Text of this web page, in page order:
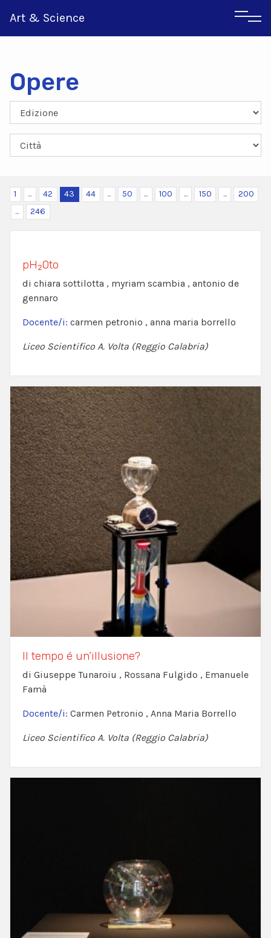
Art & Science
Greco
Opere
1 ... 42 43 44 ... 50 ... 100 ... 150 ...
200
...
246
pH₂0to
di chiara sottilotta , myriam scambia , antonio de
gennaro
Docente/i: carmen petronio , anna maria borrello
Liceo Scientifico A. Volta (Reggio Calabria)
Il tempo é un’illusione?
di Giuseppe Tunaroiu , Rossana Fulgido , Emanuele
Famà
Docente/i: Carmen Petronio , Anna Maria Borrello
Liceo Scientifico A. Volta (Reggio Calabria)